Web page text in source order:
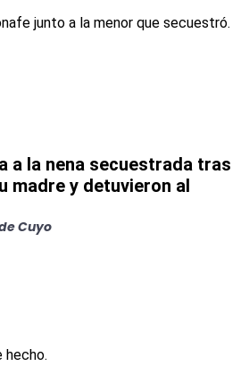
a la nena secuestrada tras
madre y detuvieron al
Cuyo